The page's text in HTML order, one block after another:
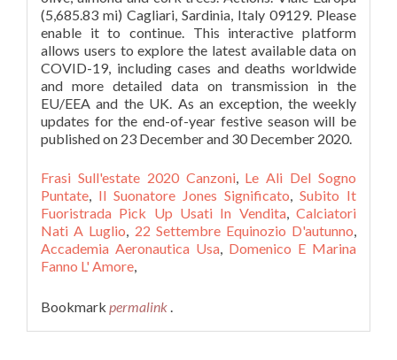
Frasi Sull'estate 2020 Canzoni, Le Ali Del Sogno
Puntate, Il Suonatore Jones Significato, Subito It
Fuoristrada Pick Up Usati In Vendita,Calciatori
Nati A Luglio, 22 Settembre Equinozio D'autunno,
Accademia Aeronautica Usa, Domenico E Marina
Fanno L' Amore,
Bookmark permalink .